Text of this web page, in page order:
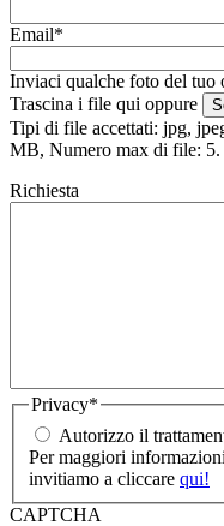
Email*
Inviaci qualche foto del tuo
Trascina i file qui oppure
Tipi di file accettati: jpg,
MB, Numero max di file: 5.
Richiesta
Privacy*
Autorizzo il
Per maggiori
invitiamo a cliccare qui!
CAPTCHA